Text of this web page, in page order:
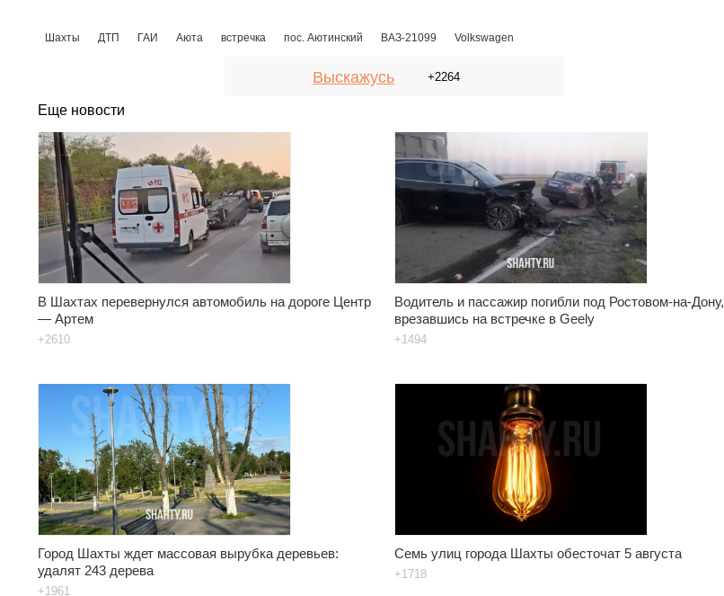
Шахты ДТП ГАИ Аюта встречка пос. Аютинский ВАЗ-21099 Volkswagen
Выскажусь +2264
Еще новости
В Шахтах перевернулся автомобиль на дороге Центр
— Артем
+2610
Водитель и пассажир погибли под Ростовом-на-Дону,
врезавшись на встречке в Geely
+1494
Город Шахты ждет массовая вырубка деревьев:
удалят 243 дерева
+1961
Семь улиц города Шахты обесточат 5 августа
+1718